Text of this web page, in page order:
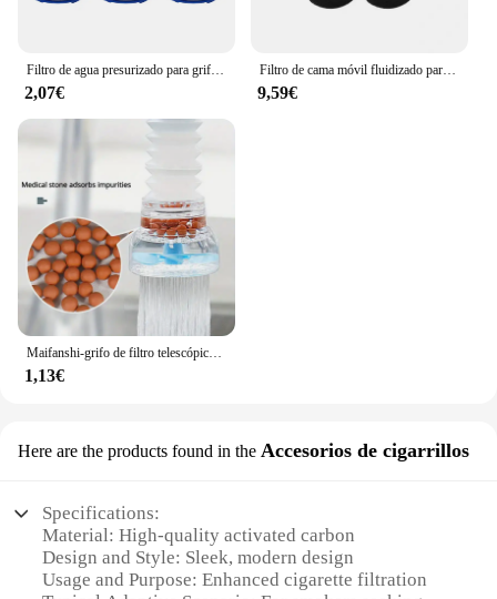
Filtro de agua presurizado para grifo de cocina, purificador de 360 ° a prueba de salpicaduras, extensor de aireador para Baño
2,07€
Filtro de cama móvil fluidizado para pecera de Acuario, filtro de burbuja Bio Media, esponja para pecera con ventosa, piedra de aire y filtro de esponja
9,59€
Maifanshi-grifo de filtro telescópico giratorio de 360 grados, antisalpicaduras, extensible, purificación de agua, herramienta pequeña práctica
1,13€
Here are the products found in the Accesorios de cigarrillos
Specifications:
Material: High-quality activated carbon
Design and Style: Sleek, modern design
Usage and Purpose: Enhanced cigarette filtration